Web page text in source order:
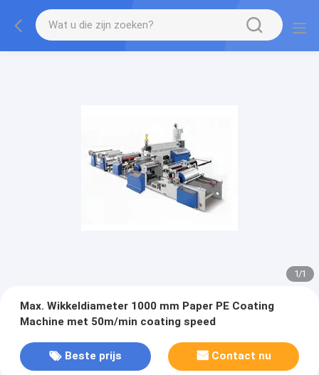
1/1
Max. Wikkeldiameter 1000 mm Paper PE Coating
Machine met 50m/min coating speed
Beste prijs Contact nu